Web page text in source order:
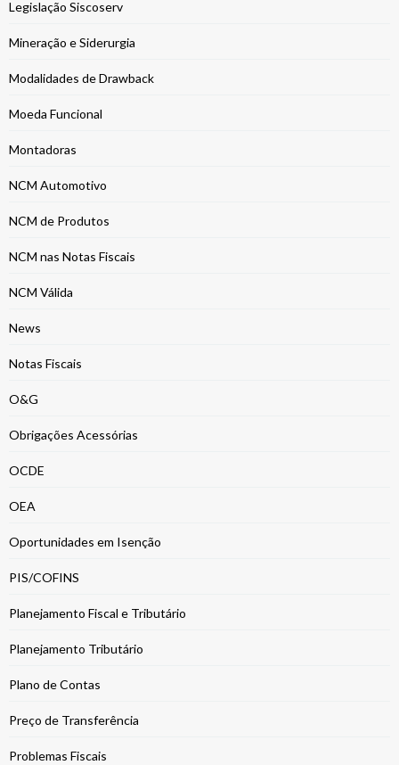
Legislação Siscoserv
Mineração e Siderurgia
Modalidades de Drawback
Moeda Funcional
Montadoras
NCM Automotivo
NCM de Produtos
NCM nas Notas Fiscais
NCM Válida
News
Notas Fiscais
O&G
Obrigações Acessórias
OCDE
OEA
Oportunidades em Isenção
PIS/COFINS
Planejamento Fiscal e Tributário
Planejamento Tributário
Plano de Contas
Preço de Transferência
Problemas Fiscais